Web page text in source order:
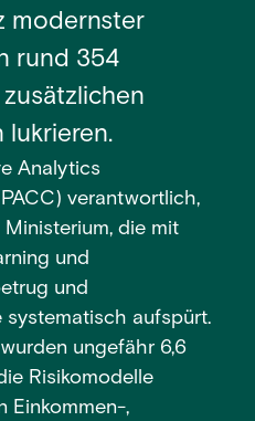
modernster
rund 354
lukrieren.
Analytics
verantwortlich,
die mit
und
und
aufspürt.
ungefähr 6,6
Risikomodelle
Einkommen-,